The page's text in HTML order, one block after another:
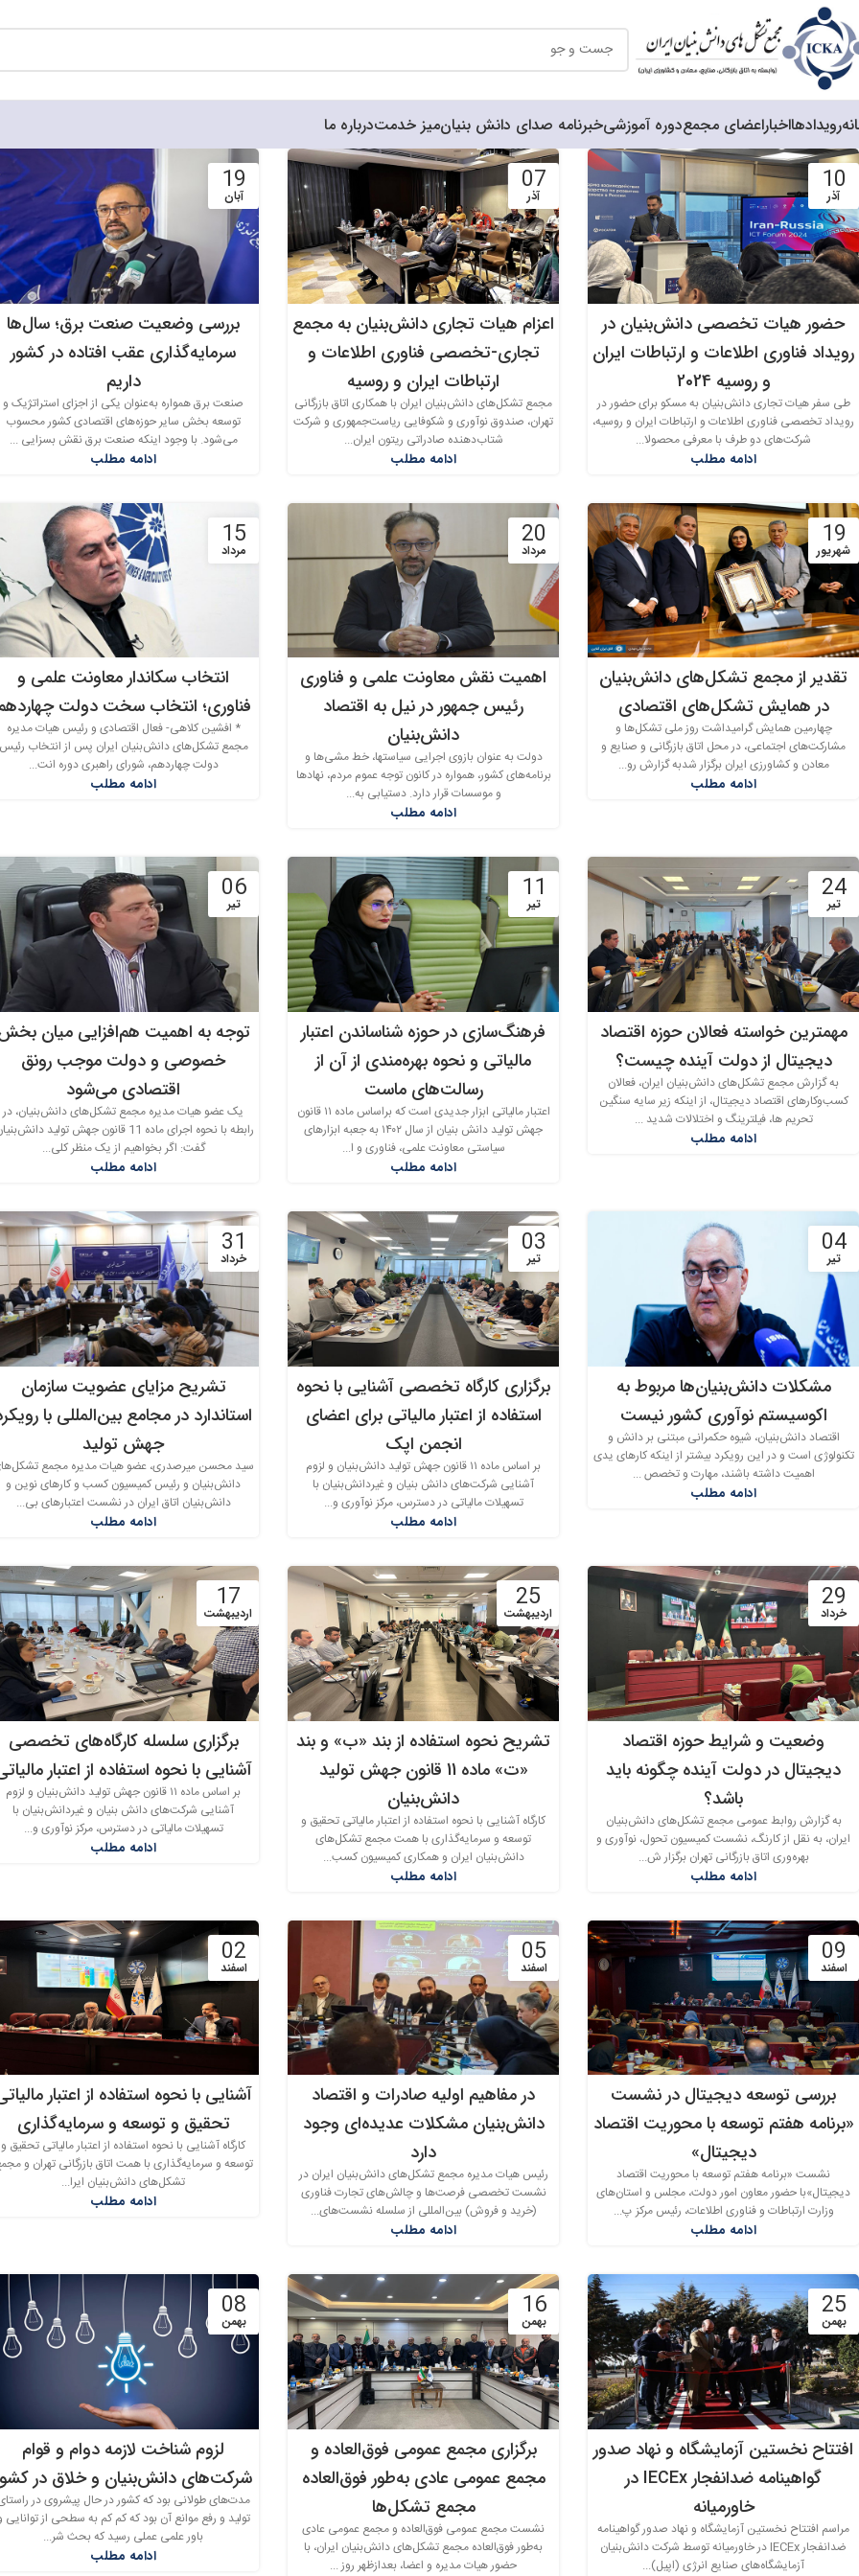
رویدادهااخباراعضای مجمعدوره آموزشیخبرنامه صدای دانش بنیانمیز خدمتدرباره ما
10
آذر
حضور هیات تخصصی دانش‌بنیان در
رویداد فناوری اطلاعات و ارتباطات ایران
و روسیه 2024
طی سفر هیات تجاری دانش‌بنیان به مسکو برای حضور در
رویداد تخصصی فناوری اطلاعات و ارتباطات ایران و روسیه،
شرکت‌های دو طرف با معرفی محصولا...
ادامه مطلب
07
آذر
اعزام هیات تجاری دانش‌بنیان به مجمع
تجاری-تخصصی فناوری اطلاعات و
ارتباطات ایران و روسیه
مجمع تشکل‌های دانش‌بنیان ایران با همکاری اتاق بازرگانی
تهران، صندوق نوآوری و شکوفایی ریاست‌جمهوری و شرکت
شتاب‌دهنده صادراتی ریتون ایران...
ادامه مطلب
19
آبان
بررسی وضعیت صنعت برق؛ سال‌ها
سرمایه‌گذاری عقب افتاده در کشور
داریم
صنعت برق همواره به‌عنوان یکی از اجزای استراتژیک و
توسعه بخش سایر حوزه‌های اقتصادی کشور محسوب
می‌شود. با وجود اینکه صنعت برق نقش بسزایی ...
ادامه مطلب
19
شهریور
تقدیر از مجمع تشکل‌های دانش‌بنیان
در همایش تشکل‌های اقتصادی
چهارمین همایش گرامیداشت روز ملی تشکل‌ها و
مشارکت‌های اجتماعی، در محل اتاق بازرگانی و صنایع و
معادن و کشاورزی ایران برگزار شدبه گزارش رو...
ادامه مطلب
20
مرداد
اهمیت نقش معاونت علمی و فناوری
رئیس جمهور در نیل به اقتصاد
دانش‌بنیان
دولت به عنوان بازوی اجرایی سیاست­ها، خط مشی‌ها و
برنامه‌های کشور، همواره در کانون توجه عموم مردم، نهادها
و موسسات قرار دارد. دستیابی به...
ادامه مطلب
15
مرداد
انتخاب سکاندار معاونت علمی و
فناوری؛ انتخاب سخت دولت
* افشین کلاهی- فعال اقتصادی و رئیس هیات مدیره
مجمع تشکل‌های دانش‌بنیان ایران پس از انتخاب
دولت چهاردهم، شورای راهبری دوره انت...
ادامه مطلب
24
تیر
مهمترین خواسته فعالان حوزه اقتصاد
دیجیتال از دولت آینده چیست؟
به گزارش مجمع تشکل‌های دانش‌بنیان ایران، فعالان
کسب‌وکارهای اقتصاد دیجیتال، از اینکه زیر سایه سنگین
تحریم ها، فیلترینگ و اختلالات شدید ...
ادامه مطلب
11
تیر
فرهنگ‌سازی در حوزه شناساندن اعتبار
مالیاتی و نحوه بهره‌مندی از آن از
رسالت‌های ماست
اعتبار مالیاتی ابزار جدیدی است که براساس ماده ۱۱ قانون
جهش تولید دانش بنیان از سال ۱۴۰۲ به جعبه ابزارهای
سیاستی معاونت علمی، فناوری و ا...
ادامه مطلب
06
تیر
توجه به اهمیت هم‌افزایی میان
خصوصی و دولت موجب رونق
اقتصادی می‌شود
یک عضو هیات مدیره مجمع تشکل‌های دانش‌بنیان، در
رابطه با نحوه اجرای ماده 11 قانون جهش تولید
گفت: اگر بخواهیم از یک منظر کلی‌...
ادامه مطلب
04
تیر
مشکلات دانش‌بنیان‌ها مربوط به
اکوسیستم نوآوری کشور نیست
اقتصاد دانش‌بنیان، شیوه حکمرانی مبتنی بر دانش و
تکنولوژی است و در این رویکرد بیشتر از اینکه کارهای یدی
اهمیت داشته باشند، مهارت و تخصص ...
ادامه مطلب
03
تیر
برگزاری کارگاه‌ تخصصی آشنایی با نحوه
استفاده از اعتبار مالیاتی برای اعضای
انجمن اپک
بر اساس ماده ۱۱ قانون جهش تولید دانش‌بنیان و لزوم
آشنایی شرکت‌های دانش بنیان و غیردانش‌بنیان با
تسهیلات مالیاتی در دسترس، مرکز نوآوری و...
ادامه مطلب
31
خرداد
تشریح مزایای عضویت سازمان
استاندارد در مجامع بین‌المللی با
جهش تولید
سید محسن میرصدری، عضو هیات مدیره مجمع
دانش‌بنیان و رئیس کمیسیون کسب و کارهای نوین و
دانش‌بنیان اتاق ایران در نشست اعتبارهای بی...
ادامه مطلب
29
خرداد
وضعیت و شرایط حوزه اقتصاد
دیجیتال در دولت آینده چگونه باید
باشد؟
به گزارش روابط عمومی مجمع تشکل‌های دانش‌بنیان
ایران، به نقل از کارنگ، نشست کمیسیون تحول، نوآوری و
بهره‌وری اتاق بازرگانی تهران برگزار ش...
ادامه مطلب
25
اردیبهشت
تشریح نحوه استفاده از بند «ب» و بند
«ت» ماده 11 قانون جهش تولید
دانش‌بنیان
کارگاه آشنایی با نحوه استفاده از اعتبار مالیاتی تحقیق و
توسعه و سرمایه‌گذاری با همت مجمع تشکل‌های
دانش‌بنیان ایران و همکاری کمیسیون کسب...
ادامه مطلب
17
اردیبهشت
برگزاری سلسله کارگاه‌های تخصصی
آشنایی با نحوه استفاده از اعتبار
بر اساس ماده ۱۱ قانون جهش تولید دانش‌بنیان و لزوم
آشنایی شرکت‌های دانش بنیان و غیردانش‌بنیان با
تسهیلات مالیاتی در دسترس، مرکز نوآوری و...
ادامه مطلب
09
اسفند
بررسی توسعه دیجیتال در نشست
«برنامه هفتم توسعه با محوریت اقتصاد
دیجیتال»
نشست «برنامه هفتم توسعه با محوریت اقتصاد
دیجیتال»با حضور معاون امور دولت، مجلس و استان‌های
وزارت ارتباطات و فناوری اطلاعات، رئیس مرکز پ...
ادامه مطلب
05
اسفند
در مفاهیم اولیه صادرات و اقتصاد
دانش‌بنیان مشکلات عدیده‌ای وجود
دارد
رئیس هیات مدیره مجمع تشکل‌های دانش‌بنیان ایران در
نشست تخصصی فرصت‌ها و چالش‌های تجارت فناوری
(خرید و فروش) بین‌المللی از سلسله نشست‌های...
ادامه مطلب
02
اسفند
آشنایی با نحوه استفاده از اعتبار
تحقیق و توسعه و سرمایه‌گذاری
کارگاه آشنایی با نحوه استفاده از اعتبار مالیاتی تحقیق و
توسعه و سرمایه‌گذاری با همت اتاق بازرگانی تهران و
تشکل‌های دانش‌بنیان ایرا...
ادامه مطلب
25
بهمن
افتتاح نخستین آزمایشگاه و نهاد صدور
گواهینامه ضدانفجار IECEx در
خاورمیانه
مراسم افتتاح نخستین آزمایشگاه و نهاد صدور گواهینامه
ضدانفجار IECEx در خاورمیانه توسط شرکت دانش­‌بنیان
آزمایشگاه‌­های صنایع انرژی (اپیل)...
16
بهمن
برگزاری مجمع عمومی فوق‌العاده و
مجمع عمومی عادی به‌طور فوق‌العاده
مجمع تشکل‌ها
نشست مجمع عمومی فوق‌العاده و مجمع عمومی عادی
به‌طور فوق‌العاده مجمع تشکل‌های دانش‌بنیان ایران، با
حضور هیات مدیره و اعضا، بعدازظهر روز ...
08
بهمن
لزوم شناخت لازمه‌‌ دوام و قوام
شرکت‌های دانش‌بنیان و خلاق در
مدت‌های طولانی بود که کشور در حال پیشروی در
تولید و رفع موانع آن بود که کم کم به سطحی از توانایی
باور علمی عملی رسید که بحث شر...
ادامه مطلب